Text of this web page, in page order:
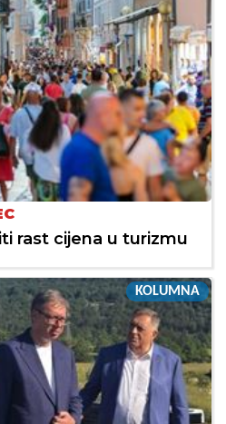
rast cijena u turizmu
KOLUMNA